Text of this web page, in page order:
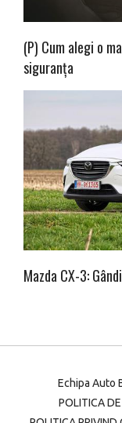
(P) Cum alegi o
siguranța
Mazda CX-3:
Echipa Auto
POLITICA